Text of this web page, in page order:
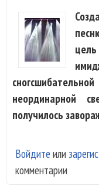
неординарной
получилось
Войдите или
комментарии